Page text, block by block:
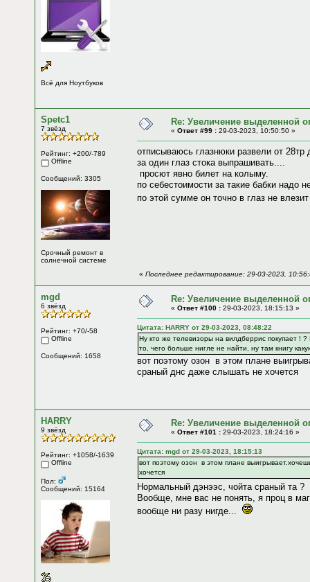
Всё для Ноутбуков
Spetc1
7 звёзд
Рейтинг: +200/-789
Offline
Сообщений: 3305
Срочный ремонт в
солнечной системе
Re: Увеличение выделенной
« Ответ #99 : 29-03-2023, 10:50:50 »
отписываюсь глазнюки развели от
за один глаз стока выпрашивать....
просют явно билет на колыму.
по себестоимости за такие бабки надо
по этой сумме он точно в глаз не
« Последнее редактирование: 29-03-2023,
mgd
6 звёзд
Рейтинг: +70/-58
Offline
Сообщений: 1658
Re: Увеличение выделенной
« Ответ #100 : 29-03-2023, 18:15:13 »
Цитата: HARRY от 29-03-2023, 08:48:22
Ну кто же телевизоры на вилдберрис покупает !
то, чего больше нигле не найти, ну там книгу
вот поэтому озон в этом плане
сраный днс даже слышать не хочется
HARRY
9 звёзд
Рейтинг: +1058/-1639
Offline
Пол:
Сообщений: 15164
Re: Увеличение выделенной
« Ответ #101 : 29-03-2023, 18:24:16 »
Цитата: mgd от 29-03-2023, 18:15:13
вот поэтому озон в этом плане
хочется
Нормальный дэнээс, чойта сраный та ?
Вообще, мне вас не понять, я проц в
вообще ни разу нигде...